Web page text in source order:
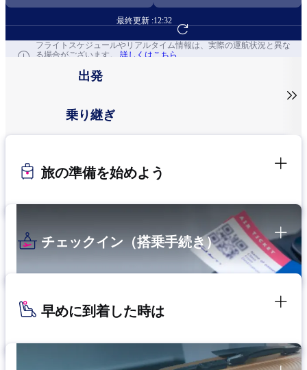
最終更新 :12:32
フライト予約へ
フライトスケジュールやリアルタイム情報は、実際の運航状況と異な
る場合がございます。 詳しくはこちら
出発
乗り継ぎ

旅の準備を始めよう
チェックイン（搭乗手続き）
早めに到着した時は